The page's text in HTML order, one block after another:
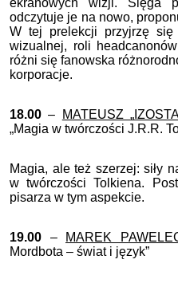
odczytuje je na nowo,
W tej prelekcji przyjrzę się
wizualnej, roli
różni się fanowska
korporacje.
18.00 – MATEUSZ
„Magia w twórczości J.R.R.
Magia, ale też szerzej: siły
w twórczości Tolkiena.
pisarza w tym aspekcie.
19.00 – MAREK
Mordbota – świat i język”